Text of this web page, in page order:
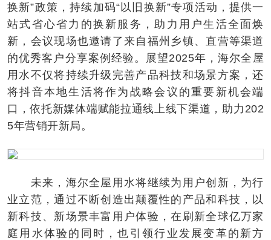
换新”政策，持续加码“以旧换新”专项活动，提供一
站式省心省力的换新服务，助力用户生活全面焕
新，会议现场也邀请了来自福州乡镇、直营等渠道
的优秀客户分享案例经验。展望2025年，海尔全屋
用水不仅将持续升级完善产品科技和场景方案，还
将抖音本地生活将作为战略会议的重要新机会端
口，依托新媒体端赋能拉通线上线下渠道，助力202
5年营销开新局。
未来，海尔全屋用水将继续为用户创新，为行
业立范，通过不断创造出颠覆性的产品和科技，以
新科技、新场景丰富用户体验，在刷新全球亿万家
庭用水体验的同时，也引领行业发展变革的新方